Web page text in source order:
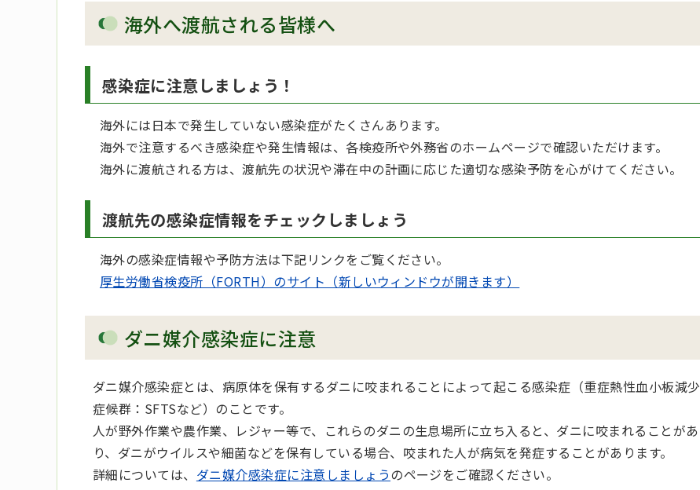
海外へ渡航される皆様へ
感染症に注意しましょう！
海外には日本で発生していない感染症がたくさんあります。
海外で注意するべき感染症や発生情報は、各検疫所や外務省のホームページで確認いただけます。
海外に渡航される方は、渡航先の状況や滞在中の計画に応じた適切な感染予防を心がけてください。
渡航先の感染症情報をチェックしましょう
海外の感染症情報や予防方法は下記リンクをご覧ください。
厚生労働省検疫所（FORTH）のサイト（新しいウィンドウが開きます）
ダニ媒介感染症に注意
ダニ媒介感染症とは、病原体を保有するダニに咬まれることによって起こる感染症（重症熱性血小板減少
症候群：SFTSなど）のことです。
人が野外作業や農作業、レジャー等で、これらのダニの生息場所に立ち入ると、ダニに咬まれることがあ
り、ダニがウイルスや細菌などを保有している場合、咬まれた人が病気を発症することがあります。
詳細については、 ダニ媒介感染症に注意しましょうのページをご確認ください。